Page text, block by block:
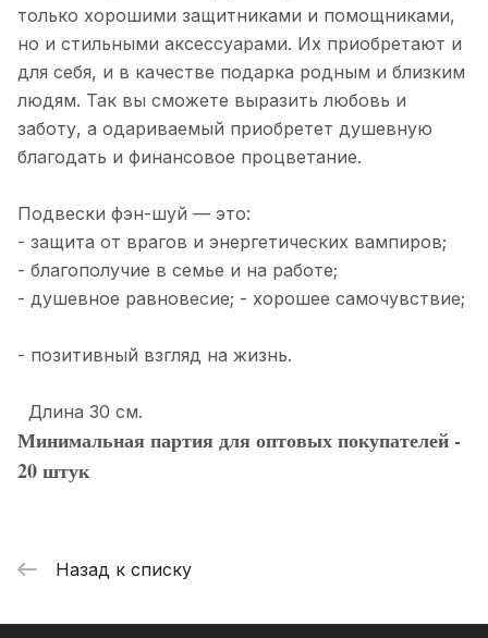
только хорошими защитниками и помощниками,
но и стильными аксессуарами. Их приобретают и
для себя, и в качестве подарка родным и близким
людям. Так вы сможете выразить любовь и
заботу, а одариваемый приобретет душевную
благодать и финансовое процветание.
Подвески фэн-шуй — это:
- защита от врагов и энергетических вампиров;
- благополучие в семье и на работе;
- душевное равновесие; - хорошее самочувствие;
- позитивный взгляд на жизнь.
Длина 30 см.
Минимальная партия для оптовых покупателей -
20 штук
Назад к списку